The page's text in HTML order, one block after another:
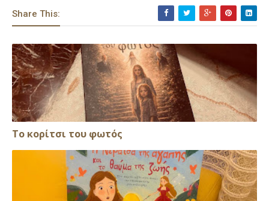
Share This:
Το κορίτσι του φωτός